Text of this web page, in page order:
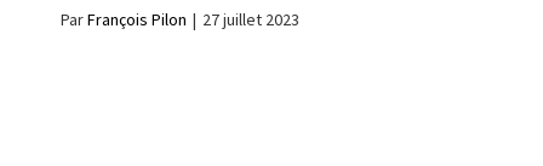
ParFrançois Pilon | 27 juillet 2023